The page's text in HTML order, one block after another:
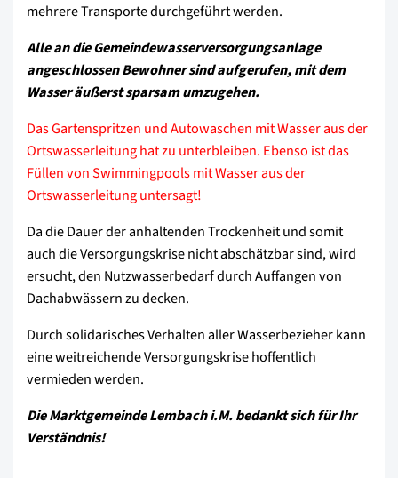
mehrere Transporte durchgeführt werden.
Alle an die Gemeindewasserversorgungsanlage
angeschlossen Bewohner sind aufgerufen, mit dem
Wasser äußerst sparsam umzugehen.
Das Gartenspritzen und Autowaschen mit Wasser aus der
Ortswasserleitung hat zu unterbleiben. Ebenso ist das
Füllen von Swimmingpools mit Wasser aus der
Ortswasserleitung untersagt!
Da die Dauer der anhaltenden Trockenheit und somit
auch die Versorgungskrise nicht abschätzbar sind, wird
ersucht, den Nutzwasserbedarf durch Auffangen von
Dachabwässern zu decken.
Durch solidarisches Verhalten aller Wasserbezieher kann
eine weitreichende Versorgungskrise hoffentlich
vermieden werden.
Die Marktgemeinde Lembach i.M. bedankt sich für Ihr
Verständnis!